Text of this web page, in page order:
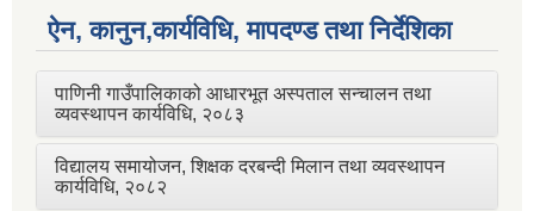
ऐन, कानुन,कार्यविधि, मापदण्ड तथा निर्देशिका
पाणिनी गाउँपालिकाको आधारभूत अस्पताल सन्चालन तथा
व्यवस्थापन कार्यविधि, २०८३
विद्यालय समायोजन, शिक्षक दरबन्दी मिलान तथा व्यवस्थापन
कार्यविधि, २०८२